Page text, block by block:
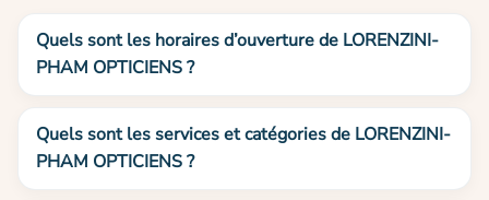
Quels sont les horaires d’ouverture de LORENZINI-
PHAM OPTICIENS ?
Quels sont les services et catégories de LORENZINI-
PHAM OPTICIENS ?